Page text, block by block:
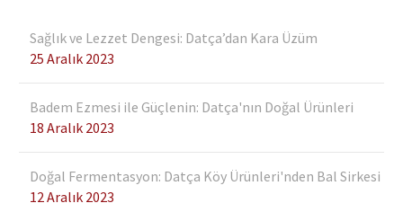
Çam Balı Çiçek Balı
27 Eki 2021
27 Ara 2021
Sağlık ve Lezzet Dengesi: Datça’dan Kara Üzüm
25 Aralık 2023
Badem Ezmesi ile Güçlenin: Datça'nın Doğal Ürünleri
18 Aralık 2023
Doğal Fermentasyon: Datça Köy Ürünleri'nden Bal Sirkesi
12 Aralık 2023